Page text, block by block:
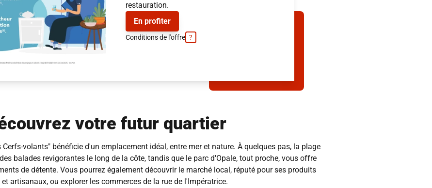
restauration.
En profiter
Conditions de l'offre ?
votre futur quartier
Cerfs-volants" bénéficie d'un emplacement idéal, entre mer et nature. À quelques pas, la plage
balades revigorantes le long de la côte, tandis que le parc d'Opale, tout proche, vous offre
de détente. Vous pourrez également découvrir le marché local, réputé pour ses produits
artisanaux, ou explorer les commerces de la rue de l'Impératrice.